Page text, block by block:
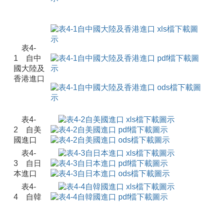
表4-
1 自中
國大陸及
香港進口
表4-
2 自美
國進口
表4-
3 自日
本進口
表4-
4 自韓